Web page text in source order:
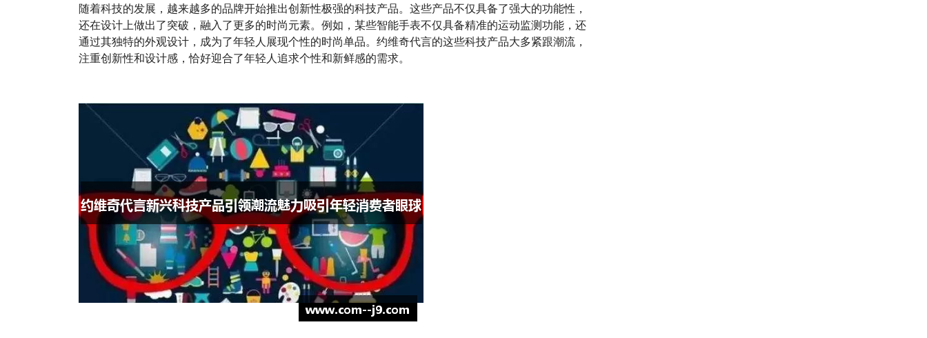
随着科技的发展，越来越多的品牌开始推出创新性极强的科技产品。这些产品不仅具备了强大的功能性，
还在设计上做出了突破，融入了更多的时尚元素。例如，某些智能手表不仅具备精准的运动监测功能，还
通过其独特的外观设计，成为了年轻人展现个性的时尚单品。约维奇代言的这些科技产品大多紧跟潮流，
注重创新性和设计感，恰好迎合了年轻人追求个性和新鲜感的需求。